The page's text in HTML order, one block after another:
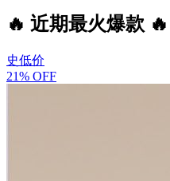
🔥 近期最火爆款 🔥
史低价
21% OFF